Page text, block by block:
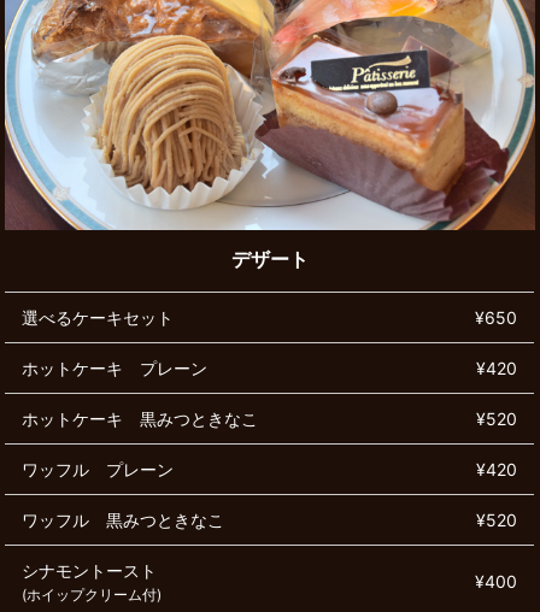
デザート
選べるケーキセット ¥650
ホットケーキ プレーン ¥420
ホットケーキ 黒みつときなこ ¥520
ワッフル プレーン ¥420
ワッフル 黒みつときなこ ¥520
シナモントースト
(ホイップクリーム付)
¥400